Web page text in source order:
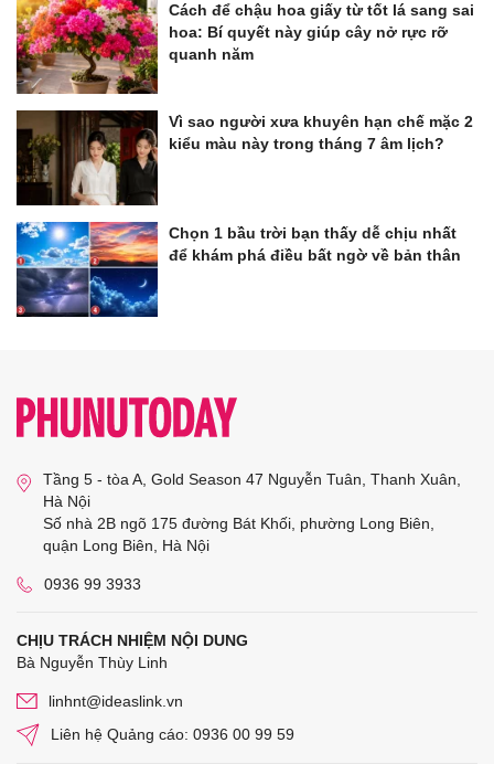
Cách để chậu hoa giấy từ tốt lá sang sai
hoa: Bí quyết này giúp cây nở rực rỡ
quanh năm
Vì sao người xưa khuyên hạn chế mặc 2
kiểu màu này trong tháng 7 âm lịch?
Chọn 1 bầu trời bạn thấy dễ chịu nhất
để khám phá điều bất ngờ về bản thân
Tầng 5 - tòa A, Gold Season 47 Nguyễn Tuân, Thanh Xuân,
Hà Nội
Số nhà 2B ngõ 175 đường Bát Khối, phường Long Biên,
quận Long Biên, Hà Nội
0936 99 3933
CHỊU TRÁCH NHIỆM NỘI DUNG
Bà Nguyễn Thùy Linh
linhnt@ideaslink.vn
Liên hệ Quảng cáo: 0936 00 99 59